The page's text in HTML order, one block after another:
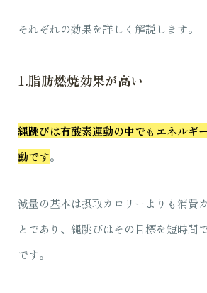
それぞれの効果を詳しく解説します。
1.脂肪燃焼効果が高い
縄跳びは有酸素運動の中でもエネルギ
動です。
減量の基本は摂取カロリーよりも消費
とであり、縄跳びはその目標を短時間
です。